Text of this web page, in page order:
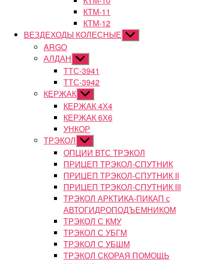
КТМ-11
КТМ-12
ВЕЗДЕХОДЫ КОЛЕСНЫЕ Показывать
подменю
ARGO
АЛДАН Показывать
подменю
ТТС-3941
ТТС-3942
КЕРЖАК Показывать
подменю
КЕРЖАК 4Х4
КЕРЖАК 6Х6
УНКОР
ТРЭКОЛ Показывать
подменю
ОПЦИИ ВТС ТРЭКОЛ
ПРИЦЕП ТРЭКОЛ-СПУТНИК
ПРИЦЕП ТРЭКОЛ-СПУТНИК II
ПРИЦЕП ТРЭКОЛ-СПУТНИК III
ТРЭКОЛ АРКТИКА-ПИКАП с
АВТОГИДРОПОДЪЕМНИКОМ
ТРЭКОЛ С КМУ
ТРЭКОЛ С УБГМ
ТРЭКОЛ С УБШМ
ТРЭКОЛ СКОРАЯ ПОМОЩЬ